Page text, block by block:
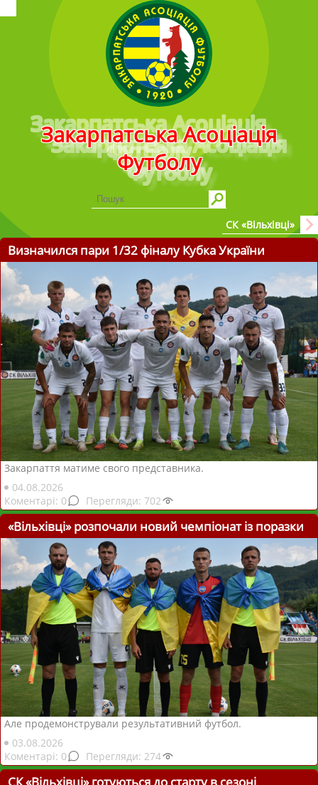
Головне меню
Закарпатська Асоціація
Футболу
СК «Вільхівці»
Визначился пари 1/32 фіналу Кубка України
Закарпаття матиме свого представника.
04.08.2026
0
702
«Вільхівці» розпочали новий чемпіонат із поразки
Але продемонстрували результативний футбол.
03.08.2026
0
274
СК «Вільхівці» готуються до старту в сезоні